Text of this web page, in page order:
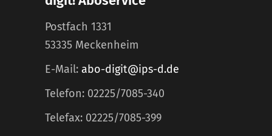
Postfach 1331
53335 Meckenheim
E-Mail: abo-digit@ips-d.de
Telefon: 02225/7085-340
Telefax: 02225/7085-399